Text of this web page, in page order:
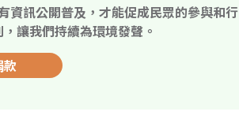
資訊公開普及，才能促成民眾的參與和行
讓我們持續為環境發聲。
款